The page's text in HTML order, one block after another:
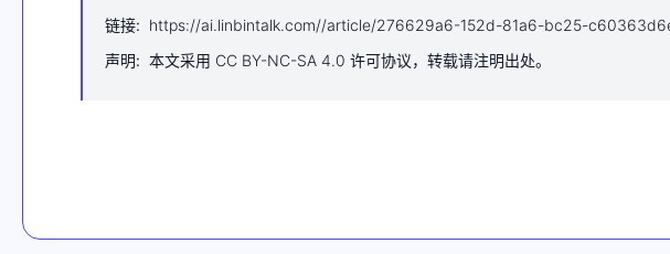
链接: https://ai.linbintalk.com//article/276629a6-152d-81a6-bc25-
声明: 本文采用 CC BY-NC-SA 4.0 许可协议，转载请注明出处。